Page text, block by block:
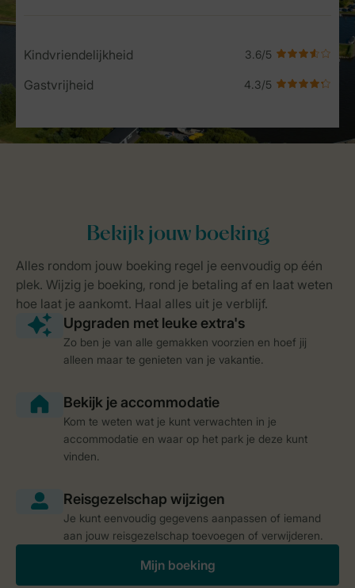
Kindvriendelijkheid
Gastvrijheid
Zo ben je van alle gemakken voorzien en hoef jij
alleen maar te genieten van je vakantie.
Kom te weten wat je kunt verwachten in je
accommodatie en waar op het park je deze kunt
vinden.
Je kunt eenvoudig gegevens aanpassen of iemand
aan jouw reisgezelschap toevoegen of verwijderen.
Mijn boeking